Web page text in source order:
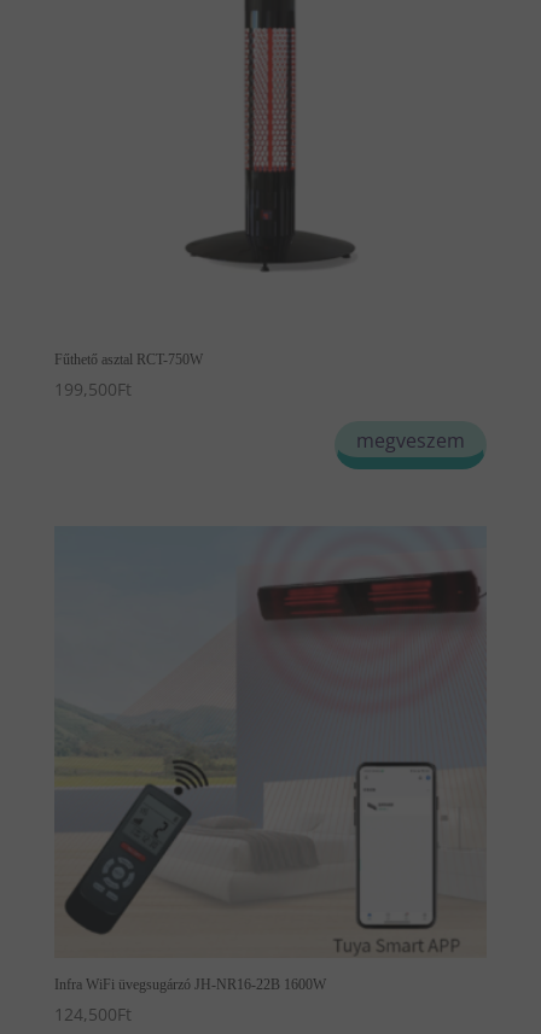
Fűthető asztal RCT-750W
199,500Ft
megveszem
Infra WiFi üvegsugárzó JH-NR16-22B 1600W
124,500Ft